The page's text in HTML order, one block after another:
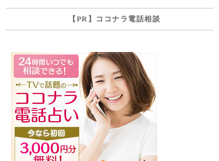
【PR】ココナラ電話相談